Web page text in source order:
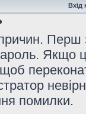
Вхід
Перш
Якщо
щоб
помилки.